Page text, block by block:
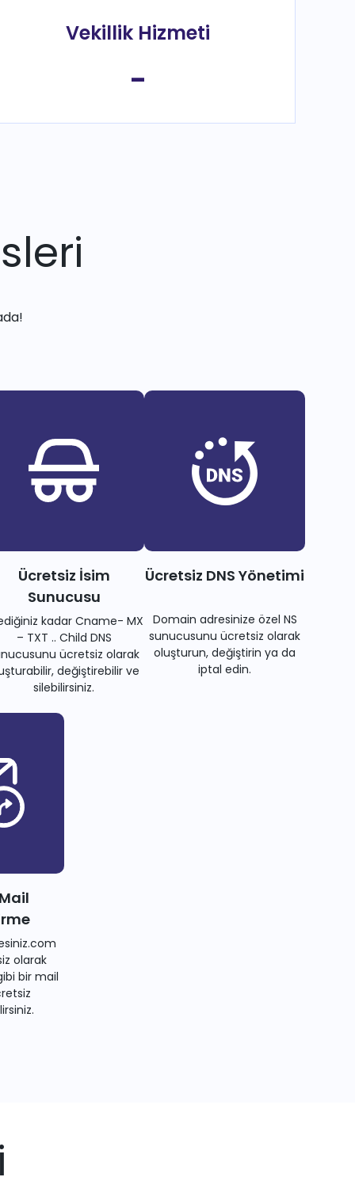
Vekillik Hizmeti
-
Ücretsiz İsim
Sunucusu
kadar Cname- MX
– TXT .. Child DNS
ücretsiz olarak
değiştirebilir ve
silebilirsiniz.
Ücretsiz DNS Yönetimi
Domain adresinize özel NS
sunucusunu ücretsiz olarak
oluşturun, değiştirin ya da
iptal edin.
olarak
bir mail